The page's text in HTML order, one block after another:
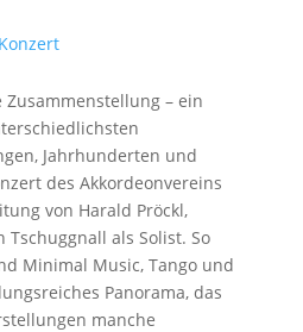
Konzert
Zusammenstellung – ein
Jahrhunderten und
des Akkordeonvereins
von Harald Pröckl,
als Solist. So
Minimal Music, Tango und
Panorama, das
manche